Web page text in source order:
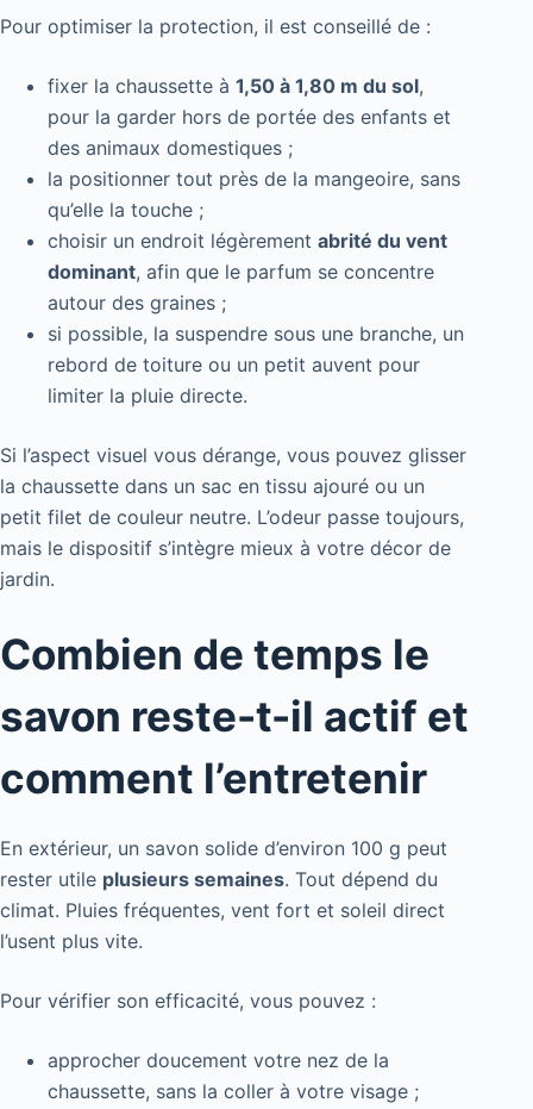
Pour optimiser la protection, il est conseillé de :
fixer la chaussette à 1,50 à 1,80 m du sol,
pour la garder hors de portée des enfants et
des animaux domestiques ;
la positionner tout près de la mangeoire, sans
qu’elle la touche ;
choisir un endroit légèrement abrité du vent
dominant, afin que le parfum se concentre
autour des graines ;
si possible, la suspendre sous une branche, un
rebord de toiture ou un petit auvent pour
limiter la pluie directe.
Si l’aspect visuel vous dérange, vous pouvez glisser
la chaussette dans un sac en tissu ajouré ou un
petit filet de couleur neutre. L’odeur passe toujours,
mais le dispositif s’intègre mieux à votre décor de
jardin.
Combien de temps le
savon reste-t-il actif et
comment l’entretenir
En extérieur, un savon solide d’environ 100 g peut
rester utile plusieurs semaines. Tout dépend du
climat. Pluies fréquentes, vent fort et soleil direct
l’usent plus vite.
Pour vérifier son efficacité, vous pouvez :
approcher doucement votre nez de la
chaussette, sans la coller à votre visage ;